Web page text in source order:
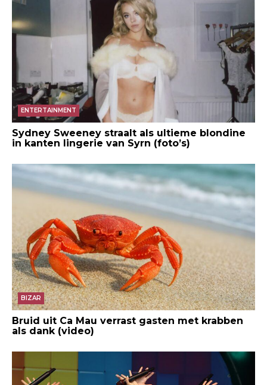
ENTERTAINMENT
Sydney Sweeney straalt als ultieme blondine
in kanten lingerie van Syrn (foto’s)
BIZAR
Bruid uit Ca Mau verrast gasten met krabben
als dank (video)